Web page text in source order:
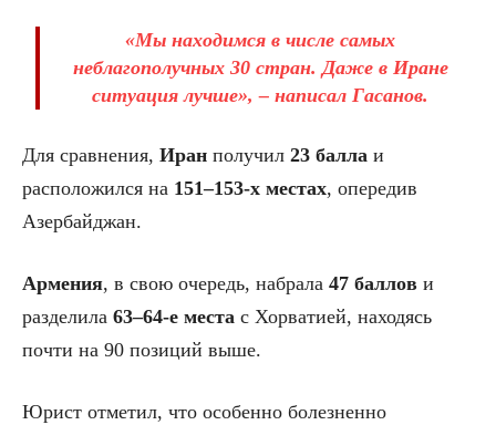
«Мы находимся в числе самых
неблагополучных 30 стран. Даже в Иране
ситуация лучше», – написал Гасанов.
Для сравнения, Иран получил 23 балла и
расположился на 151–153-х местах, опередив
Азербайджан.
Армения, в свою очередь, набрала 47 баллов и
разделила 63–64-е места с Хорватией, находясь
почти на 90 позиций выше.
Юрист отметил, что особенно болезненно